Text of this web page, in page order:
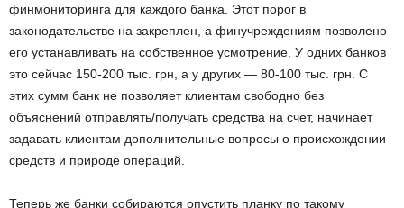
финмониторинга для каждого банка. Этот порог в
законодательстве на закреплен, а финучреждениям позволено
его устанавливать на собственное усмотрение. У одних банков
это сейчас 150-200 тыс. грн, а у других — 80-100 тыс. грн. С
этих сумм банк не позволяет клиентам свободно без
объяснений отправлять/получать средства на счет, начинает
задавать клиентам дополнительные вопросы о происхождении
средств и природе операций.
Теперь же банки собираются опустить планку по такому